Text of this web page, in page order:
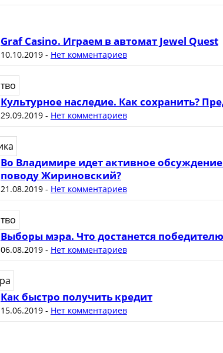
Graf Casino. Играем в автомат Jewel Quest
10.10.2019- Нет комментариев
Культурное наследие. Как сохранить?
29.09.2019- Нет комментариев
Во Владимире идет активное
поводу Жириновский?
21.08.2019- Нет комментариев
Выборы мэра. Что достанется
06.08.2019- Нет комментариев
Как быстро получить кредит
15.06.2019- Нет комментариев